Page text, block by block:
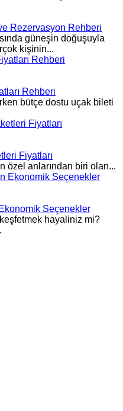
Rezervasyon Rehberi
güneşin doğuşuyla
kişinin...
Rehberi
bütçe dostu uçak bileti
Fiyatları
özel anlarından biri olan...
Seçenekler
hayaliniz mi?